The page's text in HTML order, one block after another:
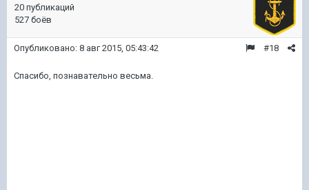
20 публикаций
527 боёв
#18
Опубликовано: 8 авг 2015, 05:43:42
Спасибо, познавательно весьма.